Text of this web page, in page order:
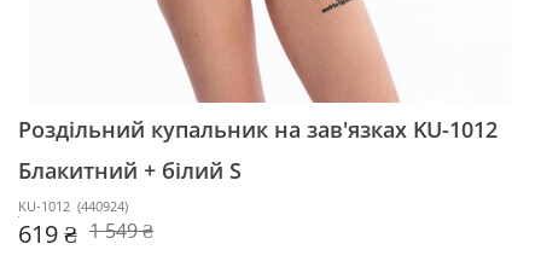
Роздільний купальник на зав'язках KU-1012
Блакитний + білий S
KU-1012 (440924)
619 ₴ 1 549 ₴